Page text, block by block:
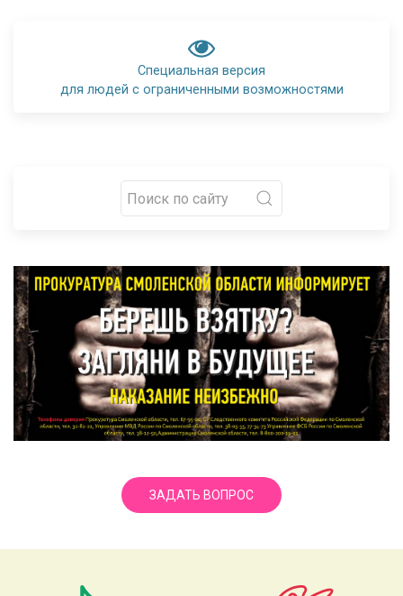
Специальная версия
для людей с ограниченными возможностями
ЗАДАТЬ ВОПРОС